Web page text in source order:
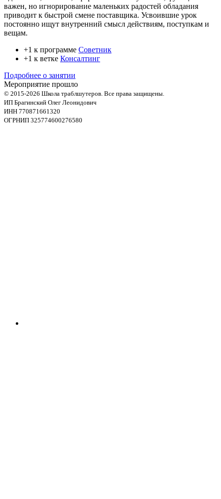
важен, но игнорирование маленьких радостей обладания
приводит к быстрой смене поставщика. Усвоившие урок
постоянно ищут внутренний смысл действиям, поступкам и
вещам.
+1 к программе Советник
+1 к ветке Консалтинг
Подробнее о занятии
Мероприятие прошло
© 2015-2026 Школа траблшутеров. Все права защищены.
ИП Брагинский Олег Леонидович
ИНН 770871661320
ОГРНИП 325774600276580